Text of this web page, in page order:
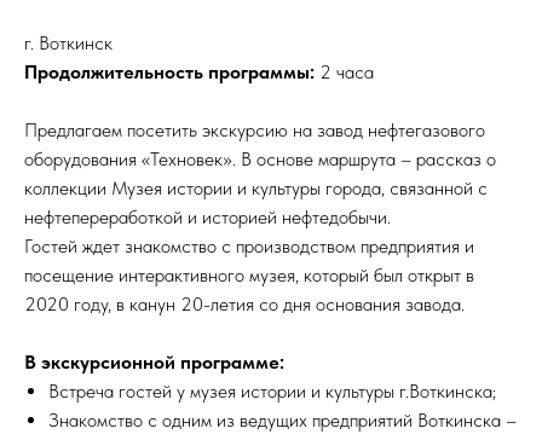
г. Воткинск
Продолжительность программы: 2 часа
Предлагаем посетить экскурсию на завод нефтегазового
оборудования «Техновек». В основе маршрута – рассказ о
коллекции Музея истории и культуры города, связанной с
нефтепереработкой и историей нефтедобычи.
Гостей ждет знакомство с производством предприятия и
посещение интерактивного музея, который был открыт в
2020 году, в канун 20-летия со дня основания завода.
В экскурсионной программе:
Встреча гостей у музея истории и культуры г.Воткинска;
Знакомство с одним из ведущих предприятий Воткинска –